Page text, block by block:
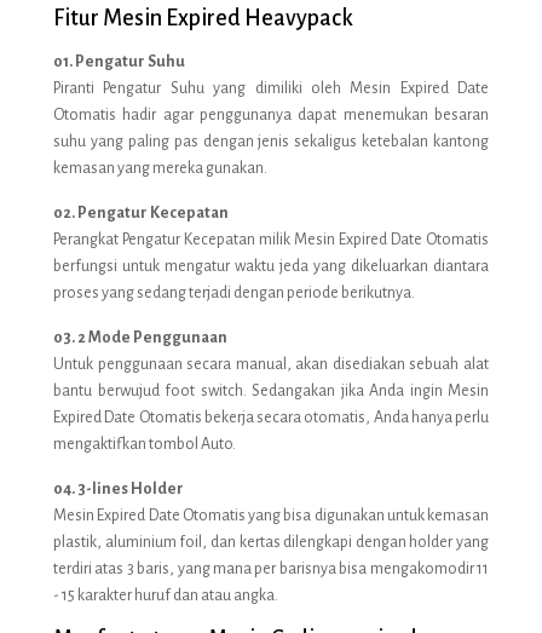
Fitur Mesin Expired Heavypack
01. Pengatur Suhu
Piranti Pengatur Suhu yang dimiliki oleh Mesin Expired Date
Otomatis hadir agar penggunanya dapat menemukan besaran
suhu yang paling pas dengan jenis sekaligus ketebalan kantong
kemasan yang mereka gunakan.
02. Pengatur Kecepatan
Perangkat Pengatur Kecepatan milik Mesin Expired Date Otomatis
berfungsi untuk mengatur waktu jeda yang dikeluarkan diantara
proses yang sedang terjadi dengan periode berikutnya.
03. 2 Mode Penggunaan
Untuk penggunaan secara manual, akan disediakan sebuah alat
bantu berwujud foot switch. Sedangakan jika Anda ingin Mesin
Expired Date Otomatis bekerja secara otomatis, Anda hanya perlu
mengaktifkan tombol Auto.
04. 3-lines Holder
Mesin Expired Date Otomatis yang bisa digunakan untuk kemasan
plastik, aluminium foil, dan kertas dilengkapi dengan holder yang
terdiri atas 3 baris, yang mana per barisnya bisa mengakomodir 11
- 15 karakter huruf dan atau angka.